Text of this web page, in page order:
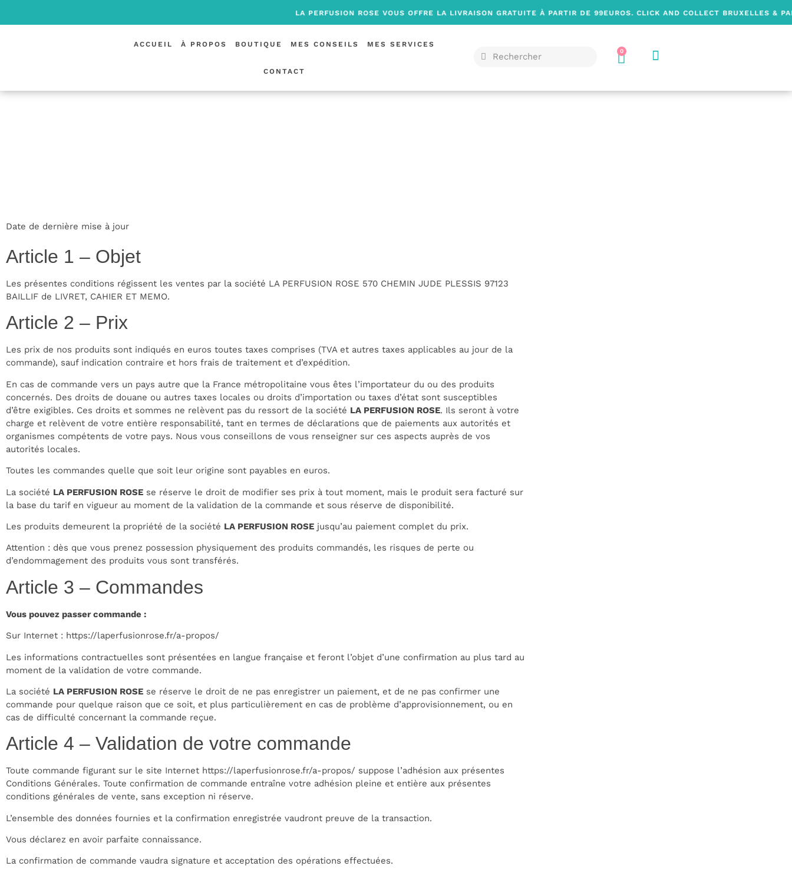
LA PERFUSION ROSE VOUS OFFRE LA LIVRAISON GRATUITE À PARTIR DE 99EUROS. CLICK AND COLLECT BRUXELLES & PARIS &
ACCUEIL À PROPOS BOUTIQUE MES CONSEILS MES SERVICES
CONTACT
0
Date de dernière mise à jour
Article 1 – Objet
Les présentes conditions régissent les ventes par la société LA PERFUSION ROSE 570 CHEMIN JUDE PLESSIS 97123
BAILLIF de LIVRET, CAHIER ET MEMO.
Article 2 – Prix
Les prix de nos produits sont indiqués en euros toutes taxes comprises (TVA et autres taxes applicables au jour de la
commande), sauf indication contraire et hors frais de traitement et d’expédition.
En cas de commande vers un pays autre que la France métropolitaine vous êtes l’importateur du ou des produits
concernés. Des droits de douane ou autres taxes locales ou droits d’importation ou taxes d’état sont susceptibles
d’être exigibles. Ces droits et sommes ne relèvent pas du ressort de la société LA PERFUSION ROSE. Ils seront à votre
charge et relèvent de votre entière responsabilité, tant en termes de déclarations que de paiements aux autorités et
organismes compétents de votre pays. Nous vous conseillons de vous renseigner sur ces aspects auprès de vos
autorités locales.
Toutes les commandes quelle que soit leur origine sont payables en euros.
La société LA PERFUSION ROSE se réserve le droit de modifier ses prix à tout moment, mais le produit sera facturé sur
la base du tarif en vigueur au moment de la validation de la commande et sous réserve de disponibilité.
Les produits demeurent la propriété de la société LA PERFUSION ROSE jusqu’au paiement complet du prix.
Attention : dès que vous prenez possession physiquement des produits commandés, les risques de perte ou
d’endommagement des produits vous sont transférés.
Article 3 – Commandes
Vous pouvez passer commande :
Sur Internet : https://laperfusionrose.fr/a-propos/
Les informations contractuelles sont présentées en langue française et feront l’objet d’une confirmation au plus tard au
moment de la validation de votre commande.
La société LA PERFUSION ROSE se réserve le droit de ne pas enregistrer un paiement, et de ne pas confirmer une
commande pour quelque raison que ce soit, et plus particulièrement en cas de problème d’approvisionnement, ou en
cas de difficulté concernant la commande reçue.
Article 4 – Validation de votre commande
Toute commande figurant sur le site Internet https://laperfusionrose.fr/a-propos/ suppose l’adhésion aux présentes
Conditions Générales. Toute confirmation de commande entraîne votre adhésion pleine et entière aux présentes
conditions générales de vente, sans exception ni réserve.
L’ensemble des données fournies et la confirmation enregistrée vaudront preuve de la transaction.
Vous déclarez en avoir parfaite connaissance.
La confirmation de commande vaudra signature et acceptation des opérations effectuées.